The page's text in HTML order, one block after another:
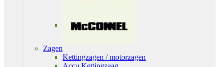
Zagen
Kettingzagen / motorzagen